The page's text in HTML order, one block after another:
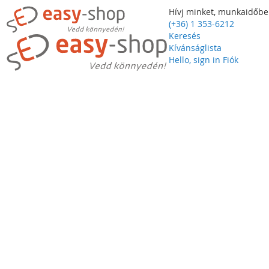
Hívj minket,
(+36) 1 353-6212
Keresés
Kívánságlista
Hello, sign in Fiók